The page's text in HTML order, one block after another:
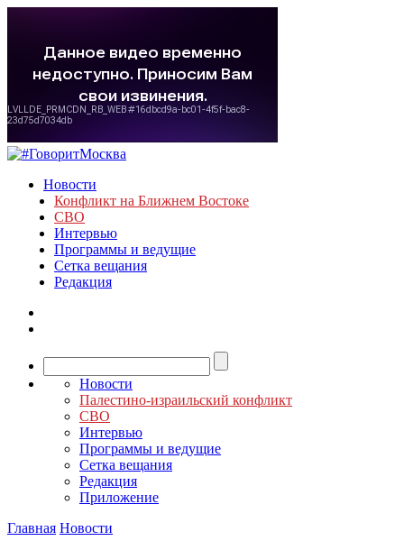
Новости
Конфликт на Ближнем Востоке
СВО
Интервью
Программы и ведущие
Сетка вещания
Редакция
Новости
Палестино-израильский конфликт
СВО
Интервью
Программы и ведущие
Сетка вещания
Редакция
Приложение
Главная Новости